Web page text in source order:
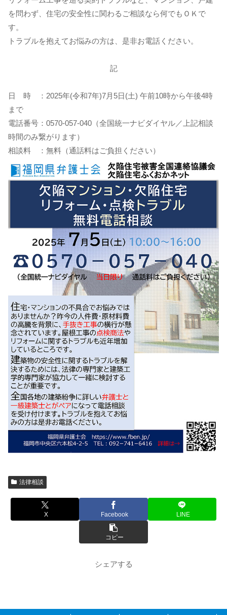
を問わず、住宅の安全性に関わるご相談なら何でもＯＫで
す。
トラブルを抱えてお悩みの方は、是非お電話ください。
記
日 時 ：2025年(令和7年)7月5日(土) 午前10時から午後4時
まで
電話番号：0570-057-040（全国統一ナビダイヤル／上記相談
時間のみ繋がります）
相談料 ：無料（通話料はご負担ください）
法律相談
X Facebook LINE
コピー
シェアする